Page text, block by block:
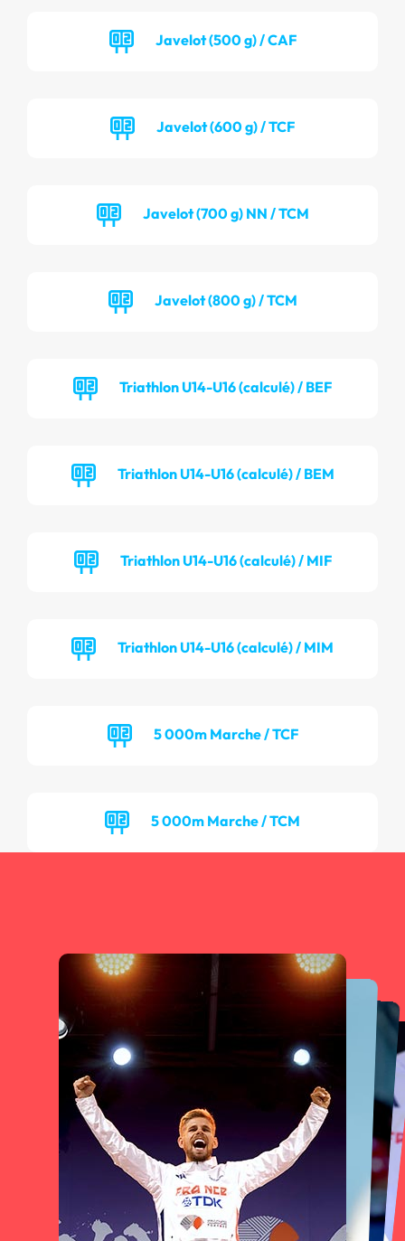
Javelot (500 g) / CAF
Javelot (600 g) / TCF
Javelot (700 g) NN / TCM
Javelot (800 g) / TCM
Triathlon U14-U16 (calculé) / BEF
Triathlon U14-U16 (calculé) / BEM
Triathlon U14-U16 (calculé) / MIF
Triathlon U14-U16 (calculé) / MIM
5 000m Marche / TCF
5 000m Marche / TCM